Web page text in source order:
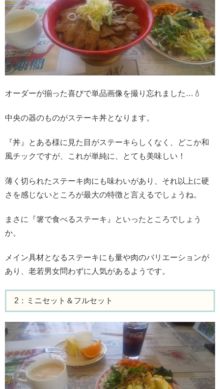
オーダーが揃った喜びで単品画像を撮り忘れました…💧
中央の器のものがステーキ丼となります。
『丼』とある様に見た目がステーキらしくなく、どこか和
風チックですが、これが単純に、とても美味しい！
薄く切られたステーキ肉にも味わいがあり、それ以上に硬
さを感じないところが最大の特徴と言えるでしょうね。
まさに『箸で食べるステーキ』といったところでしょう
か。
メイン具材となるステーキにも量や肉のバリエーションが
あり、老若男女問わずに人気があるようです。
2：ミニセット＆フルセット